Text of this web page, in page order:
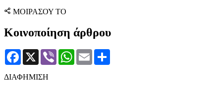
ΜΟΙΡΑΣΟΥ ΤΟ
Κοινοποίηση άρθρου
Facebook
X Viber WhatsApp
Email
ΔΙΑΦΗΜΙΣΗ